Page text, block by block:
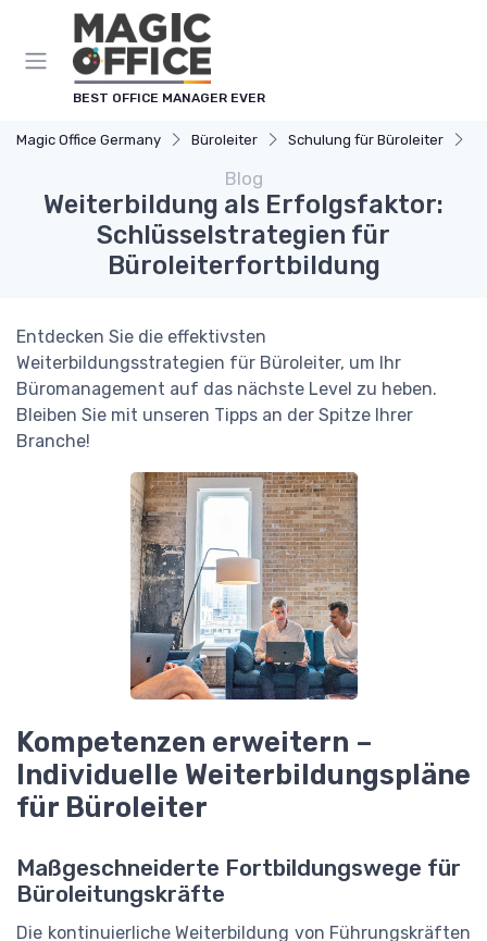
BEST OFFICE MANAGER EVER
Magic Office Germany Büroleiter Schulung für Büroleiter
Blog
Weiterbildung als Erfolgsfaktor:
Schlüsselstrategien für
Büroleiterfortbildung
Entdecken Sie die effektivsten
Weiterbildungsstrategien für Büroleiter, um Ihr
Büromanagement auf das nächste Level zu heben.
Bleiben Sie mit unseren Tipps an der Spitze Ihrer
Branche!
Kompetenzen erweitern –
Individuelle Weiterbildungspläne
für Büroleiter
Maßgeschneiderte Fortbildungswege für
Büroleitungskräfte
Die kontinuierliche Weiterbildung von Führungskräften
Cookie-Einstellungen